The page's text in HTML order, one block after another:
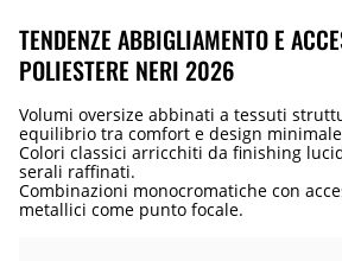
TENDENZE ABBIGLIAMENTO E
POLIESTERE NERI 2026
Volumi oversize abbinati a tessuti
equilibrio tra comfort e design
Colori classici arricchiti da finishing
serali raffinati.
Combinazioni monocromatiche con
metallici come punto focale.